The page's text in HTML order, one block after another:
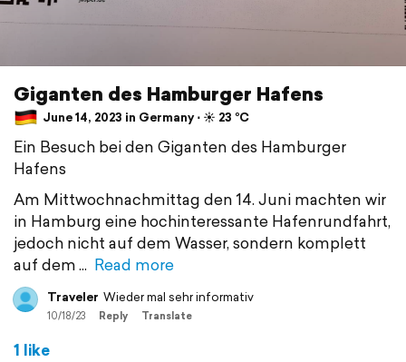
Giganten des Hamburger Hafens
June 14, 2023 in Germany ⋅ ☀️ 23 °C
Ein Besuch bei den Giganten des Hamburger
Hafens
Am Mittwochnachmittag den 14. Juni machten wir
in Hamburg eine hochinteressante Hafenrundfahrt,
jedoch nicht auf dem Wasser, sondern komplett
auf dem
Read more
Traveler Wieder mal sehr informativ
10/18/23 Reply Translate
1 like